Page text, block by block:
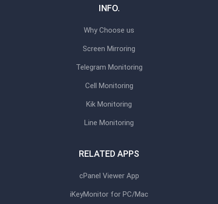
INFO.
Why Choose us
Screen Mirroring
Telegram Monitoring
Cell Monitoring
Kik Monitoring
Line Monitoring
RELATED APPS
cPanel Viewer App
iKeyMonitor for PC/Mac